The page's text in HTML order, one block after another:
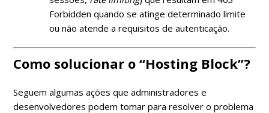
Forbidden quando se atinge determinado limite
ou não atende a requisitos de autenticação.
Como solucionar o “Hosting Block”?
Seguem algumas ações que administradores e
desenvolvedores podem tomar para resolver o problema